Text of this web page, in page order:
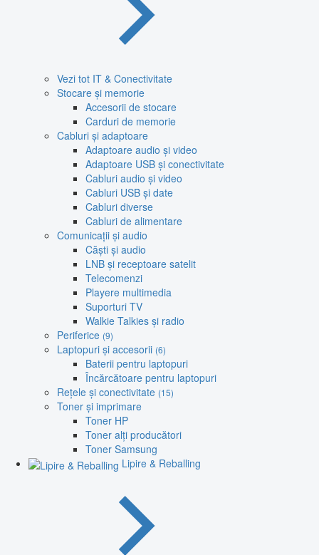
Vezi tot IT & Conectivitate
Stocare și memorie
Accesorii de stocare
Carduri de memorie
Cabluri și adaptoare
Adaptoare audio și video
Adaptoare USB și conectivitate
Cabluri audio și video
Cabluri USB și date
Cabluri diverse
Cabluri de alimentare
Comunicații și audio
Căști și audio
LNB și receptoare satelit
Telecomenzi
Playere multimedia
Suporturi TV
Walkie Talkies și radio
Periferice (9)
Laptopuri și accesorii (6)
Baterii pentru laptopuri
Încărcătoare pentru laptopuri
Rețele și conectivitate (15)
Toner și imprimare
Toner HP
Toner alți producători
Toner Samsung
Lipire & Reballing